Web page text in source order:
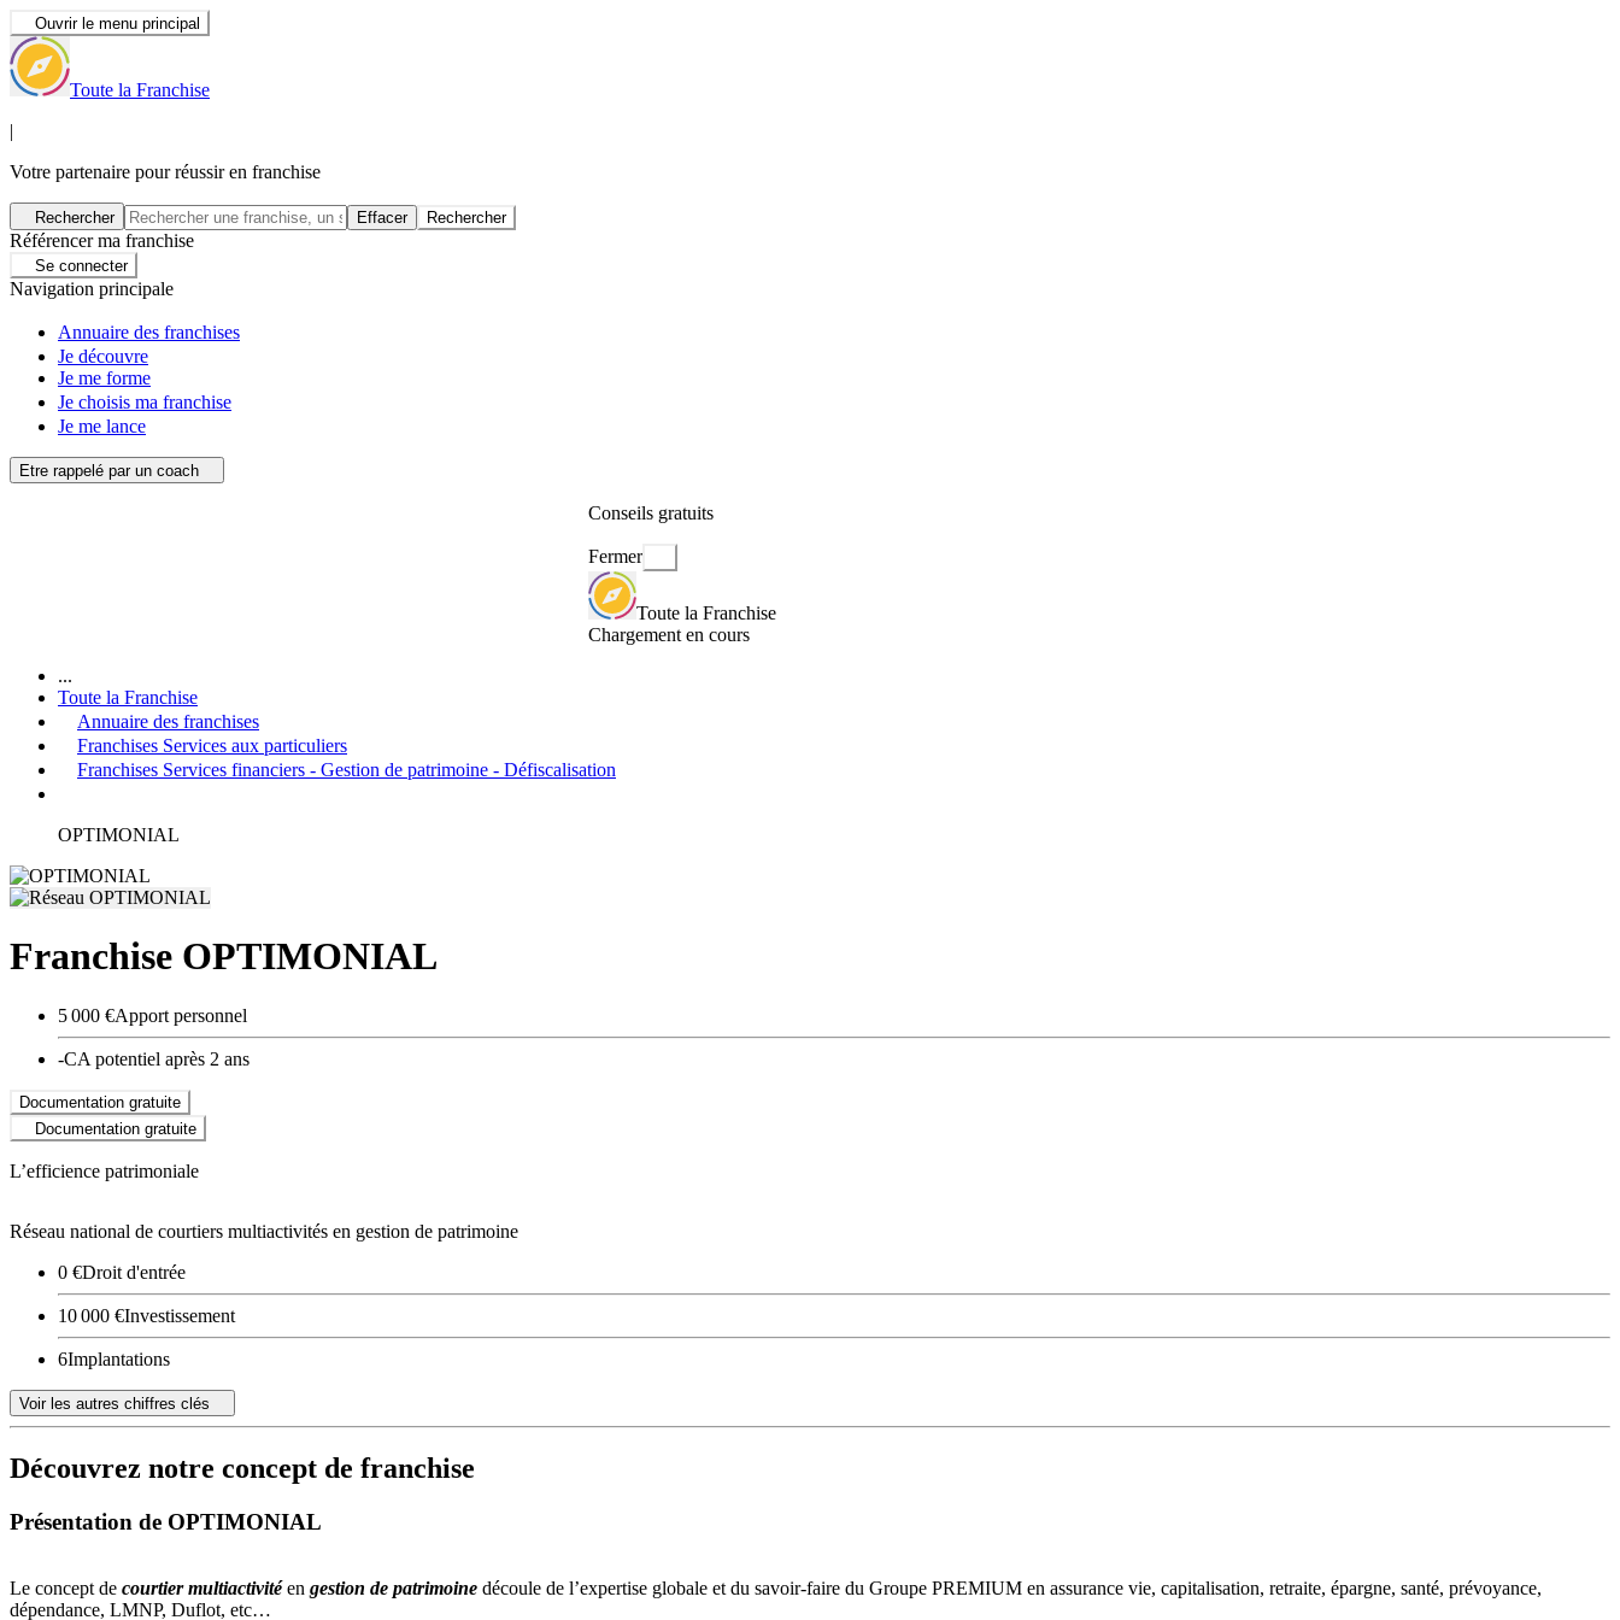
Ouvrir le menu principal
Toute la Franchise
|
Votre partenaire pour réussir en franchise
Rechercher Effacer Rechercher
Référencer ma franchise
Se connecter
Navigation principale
Annuaire des franchises
Je découvre
Je me forme
Je choisis ma franchise
Je me lance
Etre rappelé par un coach
Conseils gratuits
Fermer
Toute la Franchise
Chargement en cours
...
Toute la Franchise
Annuaire des franchises
Franchises Services aux particuliers
Franchises Services financiers - Gestion de patrimoine - Défiscalisation
OPTIMONIAL
Franchise OPTIMONIAL
5 000 €Apport personnel
-CA potentiel après 2 ans
Documentation gratuite
Documentation gratuite
L’efficience patrimoniale
Réseau national de courtiers multiactivités en gestion de patrimoine
0 €Droit d'entrée
10 000 €Investissement
6Implantations
Voir les autres chiffres clés
Découvrez notre concept de franchise
Présentation de OPTIMONIAL
Le concept de courtier multiactivitéen gestion de patrimoine découle de l’expertise globale et du savoir-faire du Groupe PREMIUM en assurance vie, capitalisation, retraite, épargne, santé, prévoyance,
dépendance, LMNP, Duflot, etc…